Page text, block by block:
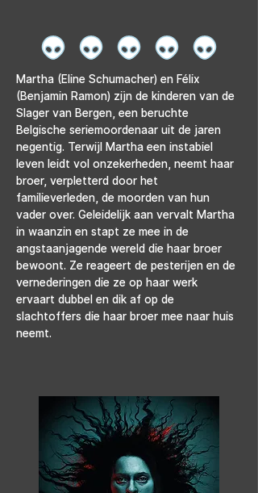
Martha (Eline Schumacher) en Félix
(Benjamin Ramon) zijn de kinderen van de
Slager van Bergen, een beruchte
Belgische seriemoordenaar uit de jaren
negentig. Terwijl Martha een instabiel
leven leidt vol onzekerheden, neemt haar
broer, verpletterd door het
familieverleden, de moorden van hun
vader over. Geleidelijk aan vervalt Martha
in waanzin en stapt ze mee in de
angstaanjagende wereld die haar broer
bewoont. Ze reageert de pesterijen en de
vernederingen die ze op haar werk
ervaart dubbel en dik af op de
slachtoffers die haar broer mee naar huis
neemt.